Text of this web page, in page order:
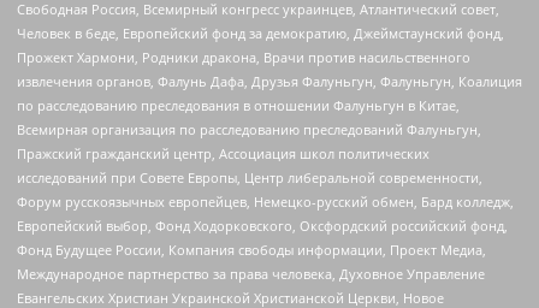
Свободная Россия, Всемирный конгресс украинцев, Атлантический совет,
Человек в беде, Европейский фонд за демократию, Джеймстаунский фонд,
Прожект Хармони, Родники дракона, Врачи против насильственного
извлечения органов, Фалунь Дафа, Друзья Фалуньгун, Фалуньгун, Коалиция
по расследованию преследования в отношении Фалуньгун в Китае,
Всемирная организация по расследованию преследований Фалуньгун,
Пражский гражданский центр, Ассоциация школ политических
исследований при Совете Европы, Центр либеральной современности,
Форум русскоязычных европейцев, Немецко-русский обмен, Бард колледж,
Европейский выбор, Фонд Ходорковского, Оксфордский российский фонд,
Фонд Будущее России, Компания свободы информации, Проект Медиа,
Международное партнерство за права человека, Духовное Управление
Евангельских Христиан Украинской Христианской Церкви, Новое